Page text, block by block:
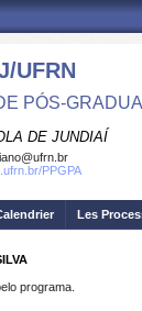
UFRN
PÓS-
DE JUNDIAÍ
PPGPA
Les
programa.